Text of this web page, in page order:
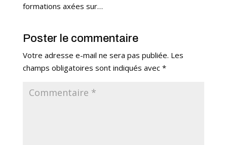
formations axées sur…
Poster le commentaire
Votre adresse e-mail ne sera pas publiée. Les
champs obligatoires sont indiqués avec *